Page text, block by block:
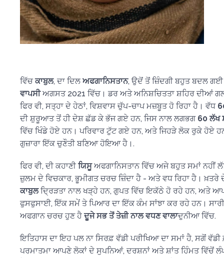
ਵਿੱਚਕਾਬੁਲ, ਦਾ ਦਿਲ ਅਫਗਾਨਿਸਤਾਨ, ਉਦੋਂ ਤੋਂ ਜ਼ਿੰਦਗੀ ਬਹੁਤ ਬਦਲ
ਵਾਪਸੀਅਗਸਤ 2021 ਵਿੱਚ। ਡਰ ਅਤੇ ਅਨਿਸ਼ਚਿਤਤਾ ਸ਼ਹਿਰ ਦੀਆਂ
ਫਿਰ ਵੀ, ਸਤ੍ਹਾ ਦੇ ਹੇਠਾਂ, ਵਿਸ਼ਵਾਸ ਚੁੱਪ-ਚਾਪ ਮਜ਼ਬੂਤ ਹੋ ਰਿਹਾ ਹੈ। ਵੱਧ
ਦੀ ਸ਼ੁਰੂਆਤ ਤੋਂ ਹੀ ਦੇਸ਼ ਛੱਡ ਕੇ ਭੱਜ ਗਏ ਹਨ, ਜਿਸ ਨਾਲ ਲਗਭਗ 60 ਲੱਖ
ਵਿੱਚ ਖਿੰਡੇ ਹੋਏ ਹਨ। ਪਰਿਵਾਰ ਟੁੱਟ ਗਏ ਹਨ, ਅਤੇ ਜਿਹੜੇ ਲੋਕ ਰੁਕੇ ਹੋਏ
ਗੁਜ਼ਾਰਾ ਇੱਕ ਚੁਣੌਤੀ ਬਣਿਆ ਹੋਇਆ ਹੈ।.
ਫਿਰ ਵੀ, ਦੀ ਕਹਾਣੀ ਯਿਸੂਅਫਗਾਨਿਸਤਾਨ ਵਿੱਚ ਅਜੇ ਬਹੁਤ ਸਮਾਂ
ਜ਼ੁਲਮ ਦੇ ਵਿਚਕਾਰ, ਭੂਮੀਗਤ ਚਰਚ ਜ਼ਿੰਦਾ ਹੈ - ਅਤੇ ਵਧ ਰਿਹਾ ਹੈ। ਖ਼ਤਰੇ
ਕਾਬੁਲਦ੍ਰਿੜਤਾ ਨਾਲ ਖੜ੍ਹੇ ਹਨ, ਗੁਪਤ ਵਿੱਚ ਇਕੱਠੇ ਹੋ ਰਹੇ ਹਨ, ਅਤੇ
ਫੁਸਫੁਸਾਈ, ਇੱਕ ਸਮੇਂ ਤੇ ਪਿਆਰ ਦਾ ਇੱਕ ਕੰਮ ਸਾਂਝਾ ਕਰ ਰਹੇ ਹਨ।
ਅਫਗਾਨ ਚਰਚ ਹੁਣ ਹੈ ਦੂਜੇ ਸਭ ਤੋਂ ਤੇਜ਼ੀ ਨਾਲ ਵਧਣ ਵਾਲਾਦੁਨੀਆ ਵਿੱਚ.
ਇਤਿਹਾਸ ਦਾ ਇਹ ਪਲ ਨਾ ਸਿਰਫ਼ ਵੱਡੀ ਪਰੀਖਿਆ ਦਾ ਸਮਾਂ ਹੈ, ਸਗੋਂ
ਪਰਮਾਤਮਾ ਆਪਣੇ ਲੋਕਾਂ ਦੇ ਸੁਪਨਿਆਂ, ਦਰਸ਼ਨਾਂ ਅਤੇ ਸ਼ਾਂਤ ਹਿੰਮਤ ਵਿੱਚੋਂ